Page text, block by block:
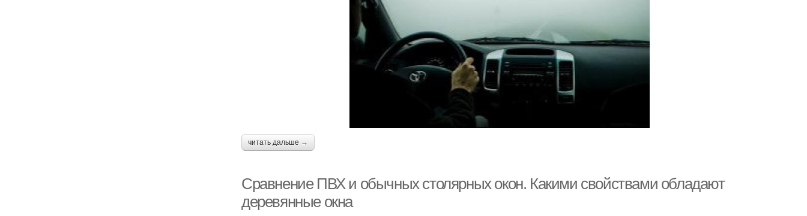
читать дальше →
Сравнение ПВХ и обычных столярных окон. Какими свойствами обладают
деревянные окна